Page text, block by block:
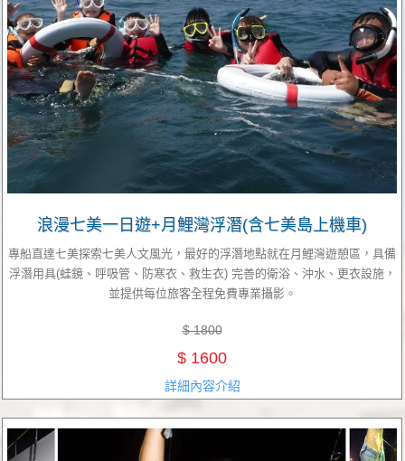
浪漫七美一日遊+月鯉灣浮潛(含七美島上機車)
專船直達七美探索七美人文風光，最好的浮潛地點就在月鯉灣遊憩區，具備
浮潛用具(蛙鏡、呼吸管、防寒衣、救生衣) 完善的衛浴、沖水、更衣設施，
並提供每位旅客全程免費專業攝影。
$ 1800
$ 1600
詳細內容介紹